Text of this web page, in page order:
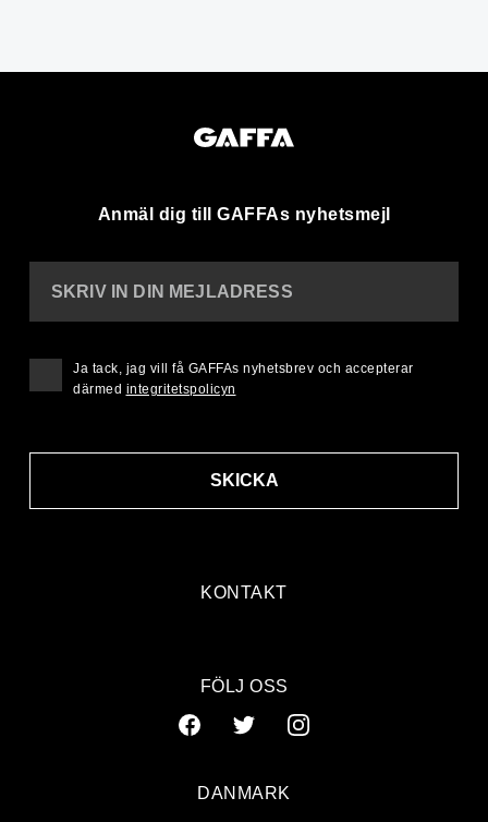
Anmäl dig till GAFFAs nyhetsmejl
KONTAKT
SKRIV IN DIN MEJLADRESS
SKICKA
Ja tack, jag vill få GAFFAs nyhetsbrev och accepterar
därmed integritetspolicyn
FÖLJ OSS
DANMARK